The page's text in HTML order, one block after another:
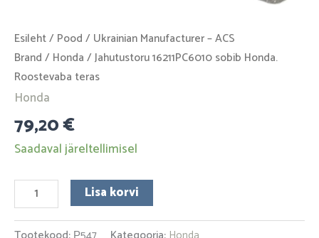
Esileht/ Pood / Ukrainian Manufacturer – ACS
Brand / Honda / Jahutustoru 16211PC6010 sobib Honda.
Roostevaba teras
Honda
79,20€
Saadaval järeltellimisel
Lisa korvi